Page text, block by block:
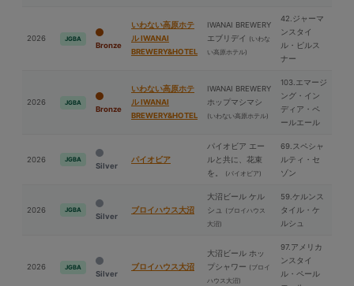
2026 JGBA
Bronze
いわない高原ホテ
ル IWANAI
BREWERY&HOTEL
IWANAI BREWERY
エブリデイ (いわな
い高原ホテル)
42.ジャーマ
ンスタイ
ル・ピルス
ナー
2026 JGBA
Bronze
いわない高原ホテ
ル IWANAI
BREWERY&HOTEL
IWANAI BREWERY
ホップマシマシ
(いわない高原ホテル)
103.エマージ
ング・イン
ディア・ペ
ールエール
2026 JGBA
Silver
パイオビア
パイオビア エー
ルと共に、花束
を。
(パイオビア)
69.スペシャ
ルティ・セ
ゾン
2026 JGBA
Silver
ブロイハウス⼤沼
⼤沼ビール ケル
シュ
(ブロイハウス
⼤沼)
59.ケルンス
タイル・ケ
ルシュ
2026 JGBA
Silver
ブロイハウス⼤沼
⼤沼ビール ホッ
プシャワー (ブロイ
ハウス⼤沼)
97.アメリカ
ンスタイ
ル・ペール